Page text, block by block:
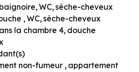
baignoire WC sèche-cheveux
WC sèche-cheveux
la chambre 4 douche
non-fumeur
appartement